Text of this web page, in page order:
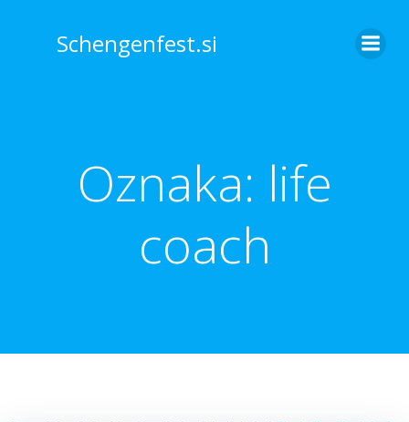
to
content
Schengenfest.si
Oznaka: life
coach